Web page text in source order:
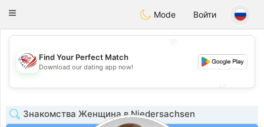
Dating
Toggle
Mode Войти
💖
💕
Find Your Perfect Match
Download our dating app now!
Знакомства Женщина в Niedersachsen